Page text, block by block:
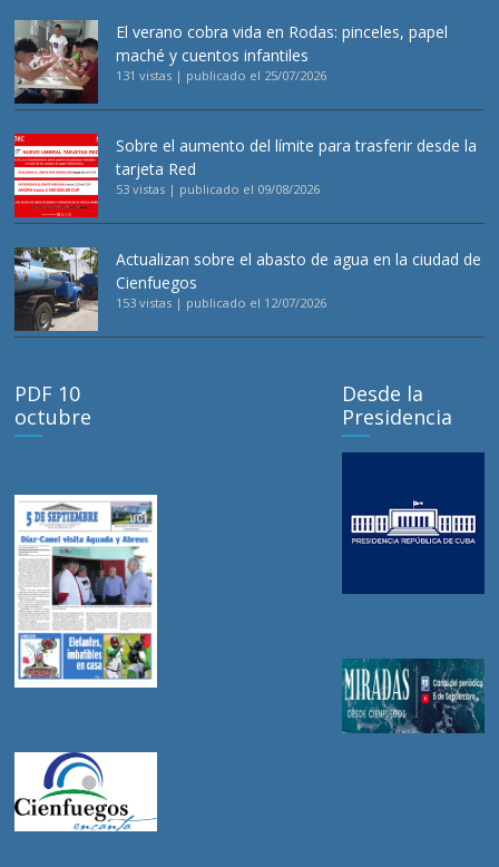
El verano cobra vida en Rodas: pinceles, papel
maché y cuentos infantiles
131 vistas | publicado el 25/07/2026
Sobre el aumento del límite para trasferir desde la
tarjeta Red
53 vistas | publicado el 09/08/2026
Actualizan sobre el abasto de agua en la ciudad de
Cienfuegos
153 vistas | publicado el 12/07/2026
PDF 10
octubre
Desde la
Presidencia